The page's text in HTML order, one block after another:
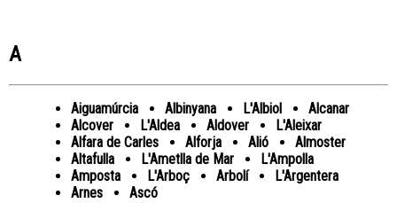
A
Aiguamúrcia Albinyana L'Albiol
Alcanar
Alcover
L'Aldea Aldover
L'Aleixar
Alfara de Carles
Alforja Alió
Almoster
Altafulla
L'Ametlla de Mar
L'Ampolla
Amposta
L'Arboç Arbolí
L'Argentera
Arnes
Ascó